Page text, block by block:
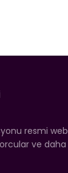
resmi web
ve daha